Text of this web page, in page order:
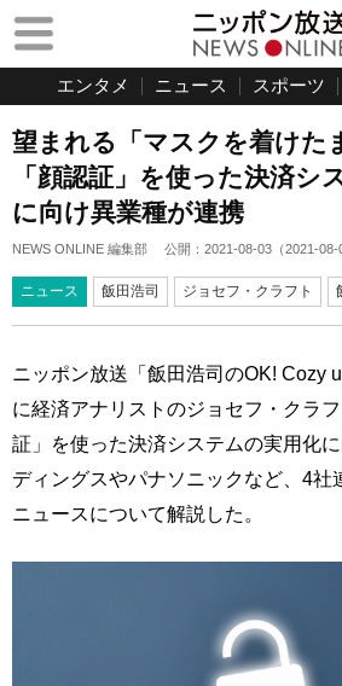
エンタメ ニュース スポーツ
望まれる「マスクを着けた
「顔認証」を使った決済シ
に向け異業種が連携
NEWS ONLINE 編集部 公開： 2021-08-03 （2021-08-
ニュース 飯田浩司 ジョセフ・クラフト
ニッポン放送「飯田浩司のOK! Cozy
に経済アナリストのジョセフ・クラ
証」を使った決済システムの実用化
ディングスやパナソニックなど、4社
ニュースについて解説した。